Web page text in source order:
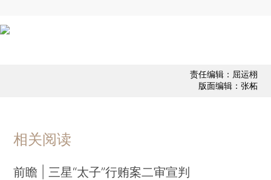
责任编辑：屈运栩
版面编辑：张柘
相关阅读
前瞻 | 三星“太子”行贿案二审宣判